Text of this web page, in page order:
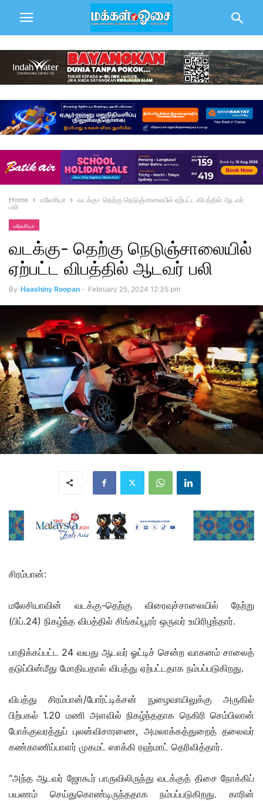
Home மலேசியா
வடக்கு- தெற்கு நெடுஞ்சாலையில் ஏற்பட்ட விபத்தில் ஆடவர்
பலி
மலேசியா
வடக்கு- தெற்கு நெடுஞ்சாலையில்
ஏற்பட்ட விபத்தில் ஆடவர் பலி
By Haashiny Roopan - February 25, 2024 12:35 pm
சிரம்பான்:
மலேசியாவின் வடக்கு-தெற்கு விரைவுச்சாலையில் நேற்று
(பிப்.24) நிகழ்ந்த விபத்தில் சிங்கப்பூரர் ஒருவர் உயிரிழந்தார்.
பாதிக்கப்பட்ட 24 வயது ஆடவர் ஓட்டிச் சென்ற வாகனம் சாலைத்
தடுப்பின்மீது மோதியதால் விபத்து ஏற்பட்டதாக நம்பப்படுகிறது.
விபத்து சிரம்பான்/போர்ட்டிக்சன் நுழைவாயிலுக்கு அருகில்
பிற்பகல் 1.20 மணி அளவில் நிகழ்ந்ததாக நெகிரி செம்பிலான்
போக்குவரத்துப் புலன்விசாரணை, அமலாக்கத்துறைத் தலைவர்
கண்காணிப்பாளர் முகமட் ஸாக்கி ரஹ்மாட் தெரிவித்தார்.
“அந்த ஆடவர் ஜோகூர் பாருவிலிருந்து வடக்குத் திசை நோக்கிப்
பயணம் செய்துகொண்டிருந்ததாக நம்பப்படுகிறது. காரின்